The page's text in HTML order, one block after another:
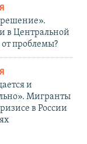
решение».
в Центральной
проблемы?
и
Мигранты
в России